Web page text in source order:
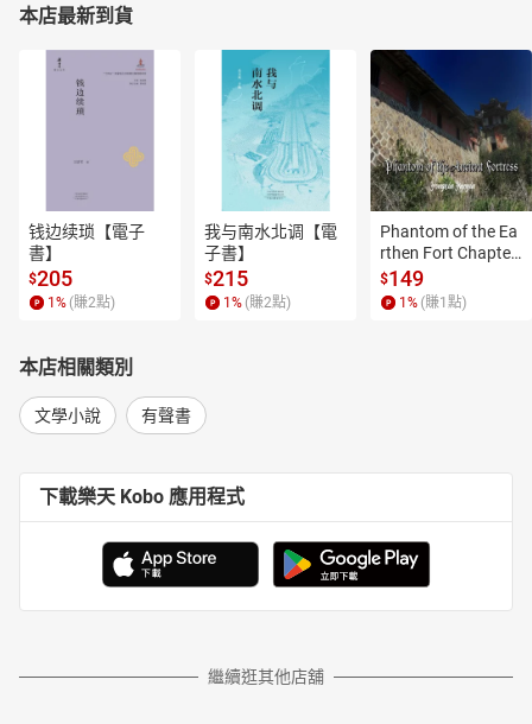
本店最新到貨
钱边续琐【電子
書】
$205
1 % (賺2點)
我与南水北调【電
子書】
$215
1 % (賺2點)
Phantom of the Ea
rthen Fort Chapter
4【有聲書】
$149
1 % (賺1 點)
本店相關類別
文學小說 有聲書
下載樂天 Kobo 應用程式
繼續逛其他店舖